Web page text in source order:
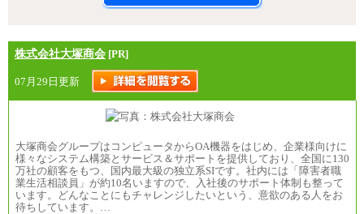
株式会社大塚商会 [PR]
07月29日更新
大塚商会グループはコンピュータからOA機器をはじめ、企業様向けに
様々なシステム構築とサービス＆サポートを提供しており、全国に130
万社の顧客をもつ、国内最大級の独立系SIです。社内には「障害者職
業生活相談員」が約10名いますので、入社後のサポート体制も整って
います。どんなことにもチャレンジしたいという、意欲のある人をお
待ちしています。…